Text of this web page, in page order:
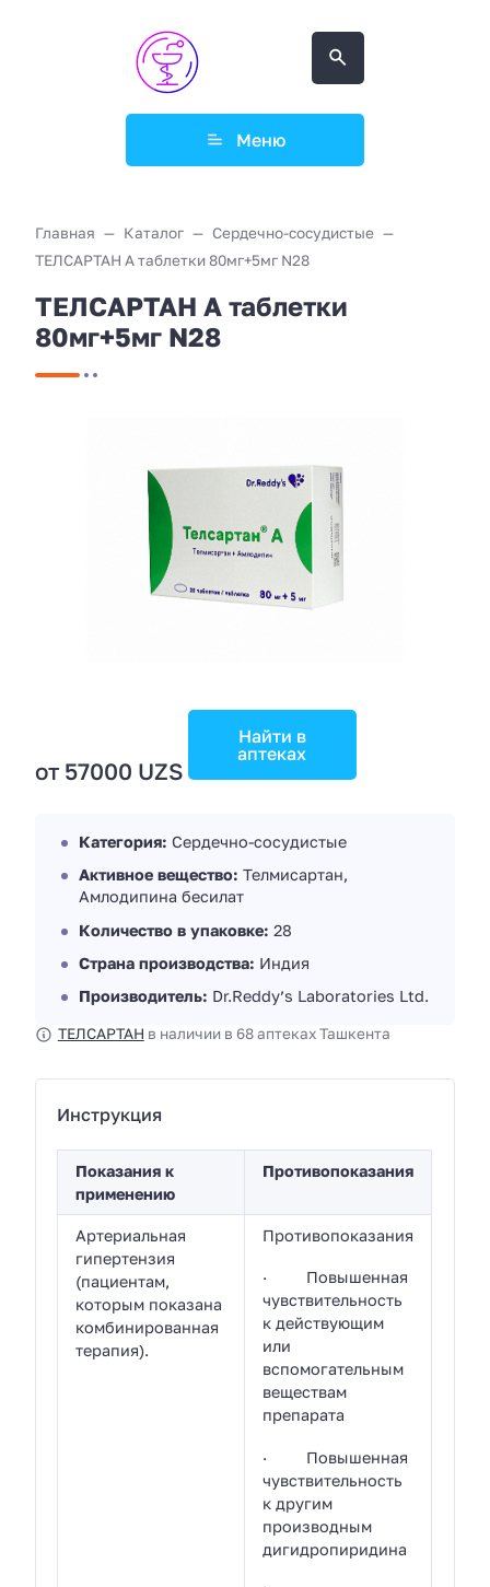
Меню
Главная Каталог
Сердечно-сосудистые
ТЕЛСАРТАН А таблетки 80мг+5мг N28
ТЕЛСАРТАН А таблетки
80мг+5мг N28
от 57000 UZS
Найти в
аптеках
Категория: Сердечно-сосудистые
Активное вещество: Телмисартан,
Амлодипина бесилат
Количество в упаковке: 28
Страна производства: Индия
Производитель: Dr.Reddy’s Laboratories Ltd.
ТЕЛСАРТАН в наличии в 68 аптеках Ташкента
Инструкция
Показания к
применению
Противопоказания
Артериальная
гипертензия
(пациентам,
которым показана
комбинированная
терапия).
Противопоказания
· Повышенная
чувствительность
к действующим
или
вспомогательным
веществам
препарата
· Повышенная
чувствительность
к другим
производным
дигидропиридина